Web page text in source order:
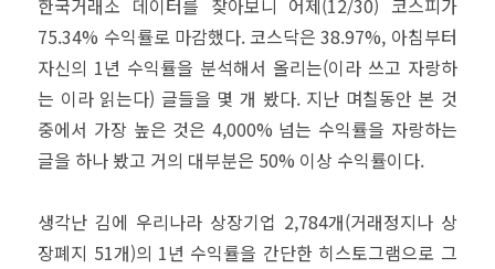
한국거래소 데이터를 찾아보니 어제(12/30) 코스피가
75.34% 수익률로 마감했다. 코스닥은 38.97%, 아침부터
자신의 1년 수익률을 분석해서 올리는(이라 쓰고 자랑하
는 이라 읽는다) 글들을 몇 개 봤다. 지난 며칠동안 본 것
중에서 가장 높은 것은 4,000% 넘는 수익률을 자랑하는
글을 하나 봤고 거의 대부분은 50% 이상 수익률이다.
생각난 김에 우리나라 상장기업 2,784개(거래정지나 상
장폐지 51개)의 1년 수익률을 간단한 히스토그램으로 그